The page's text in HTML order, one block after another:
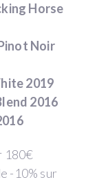
Horse
Noir
2019
2016
180€
-10% sur